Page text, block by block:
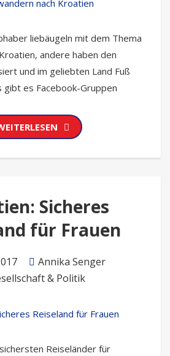
liebäugeln mit dem Thema
andere haben den
und im geliebten Land Fuß
es Facebook-Gruppen
Sicheres
für Frauen
Annika Senger
& Politik
Reiseländer für